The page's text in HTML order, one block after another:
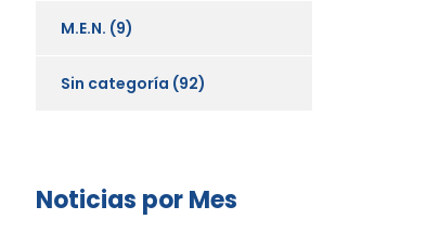
M.E.N. (9)
Sin categoría (92)
Noticias por Mes